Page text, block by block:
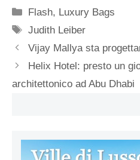
Categorie
Flash, Luxury Bags
Tag
Judith Leiber
Vijay Mallya sta
Helix Hotel: presto un
architettonico ad Abu Dhabi